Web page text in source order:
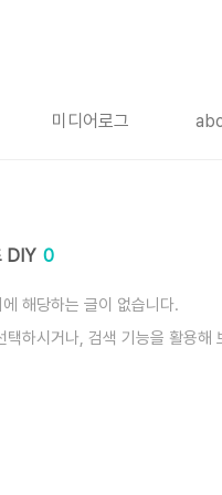
미디어로그
DIY 0
해당하는 글이 없습니다.
택하시거나, 검색 기능을 활용해